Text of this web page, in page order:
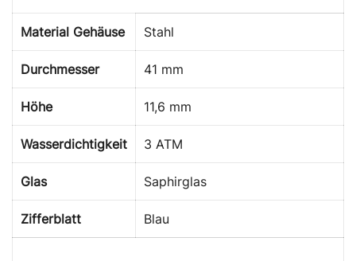
Material Gehäuse Stahl
Durchmesser 41 mm
Höhe 11,6 mm
Wasserdichtigkeit 3 ATM
Glas Saphirglas
Zifferblatt Blau